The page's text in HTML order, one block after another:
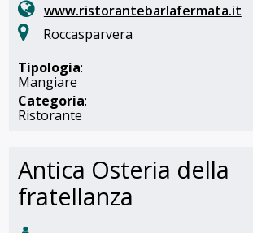
www.ristorantebarlafermata.it
Roccasparvera
Tipologia:
Mangiare
Categoria:
Ristorante
Antica Osteria della
fratellanza